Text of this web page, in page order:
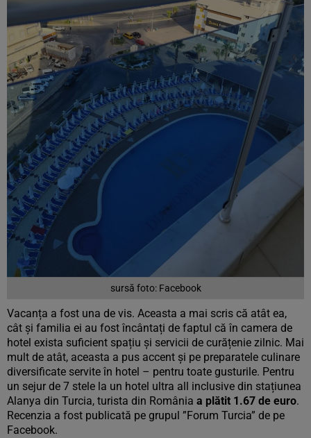
sursă foto: Facebook
Vacanța a fost una de vis. Aceasta a mai scris că atât ea,
cât și familia ei au fost încântați de faptul că în camera de
hotel exista suficient spațiu și servicii de curățenie zilnic. Mai
mult de atât, aceasta a pus accent și pe preparatele culinare
diversificate servite în hotel – pentru toate gusturile. Pentru
un sejur de 7 stele la un hotel ultra all inclusive din stațiunea
Alanya din Turcia, turista din România a plătit 1.67 de euro.
Recenzia a fost publicată pe grupul ”Forum Turcia” de pe
Facebook.